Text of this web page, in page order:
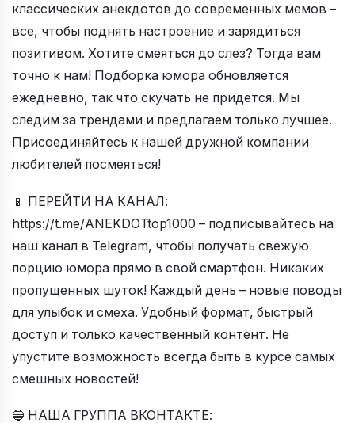
классических анекдотов до современных мемов –
все, чтобы поднять настроение и зарядиться
позитивом. Хотите смеяться до слез? Тогда вам
точно к нам! Подборка юмора обновляется
ежедневно, так что скучать не придется. Мы
следим за трендами и предлагаем только лучшее.
Присоединяйтесь к нашей дружной компании
любителей посмеяться!
📱 ПЕРЕЙТИ НА КАНАЛ:
https://t.me/ANEKDOTtop1000 – подписывайтесь на
наш канал в Telegram, чтобы получать свежую
порцию юмора прямо в свой смартфон. Никаких
пропущенных шуток! Каждый день – новые поводы
для улыбок и смеха. Удобный формат, быстрый
доступ и только качественный контент. Не
упустите возможность всегда быть в курсе самых
смешных новостей!
🔵 НАША ГРУППА ВКОНТАКТЕ: